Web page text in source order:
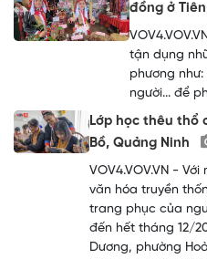
đồng ở
tận dụng
phương
người... để
Lớp học thêu thổ
Bồ, Quảng Ninh
VOV4.VOV.VN -
văn hóa truyền
trang phục của
đến hết tháng 12/
Dương, phường